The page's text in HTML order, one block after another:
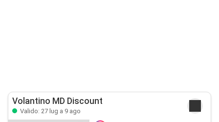
Volantino MD Discount
Valido: 27 lug a 9 ago